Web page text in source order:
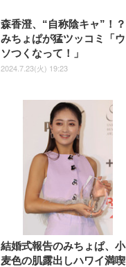
森香澄、“自称陰キャ”！？
みちょぱが猛ツッコミ「ウ
ソつくなって！」
2024.7.23(火) 19:23
結婚式報告のみちょぱ、小
麦色の肌露出しハワイ満喫